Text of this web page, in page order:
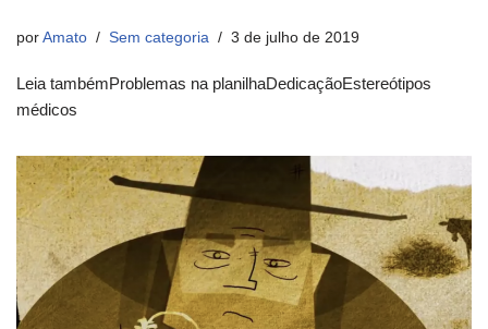
por Amato Sem categoria 3 de julho de 2019
Leia tambémProblemas na planilhaDedicaçãoEstereótipos
médicos